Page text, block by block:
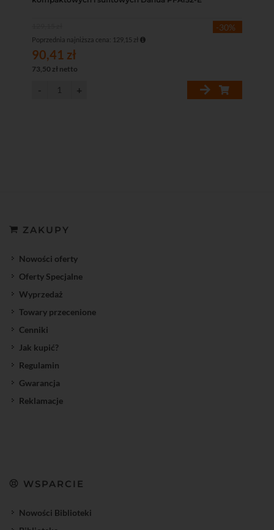
-30%
Poprzednia najniższa cena: 129,15 zł
90,41 zł
73,50 zł netto
ZAKUPY
Nowości oferty
Oferty Specjalne
Wyprzedaż
Towary przecenione
Cenniki
Jak kupić?
Regulamin
Gwarancja
Reklamacje
WSPARCIE
Nowości Biblioteki